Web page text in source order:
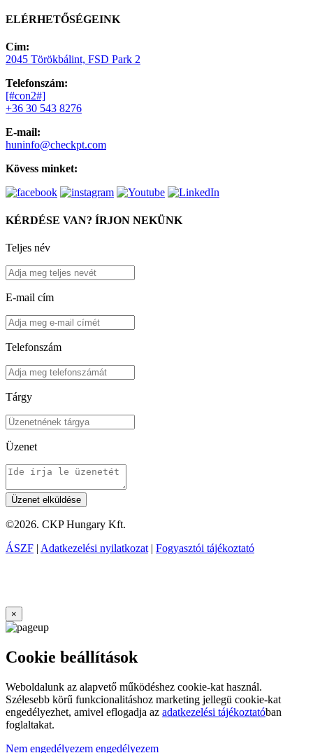
ELÉRHETŐSÉGEINK
Cím:
2045 Törökbálint, FSD Park 2
Telefonszám:
[#con2#]
+36 30 543 8276
E-mail:
huninfo@checkpt.com
Kövess minket:
KÉRDÉSE VAN? ÍRJON NEKÜNK
Teljes név
E-mail cím
Telefonszám
Tárgy
Üzenet
©2026. CKP Hungary Kft.
ÁSZF | Adatkezelési nyilatkozat | Fogyasztói tájékoztató
×
Cookie beállítások
Weboldalunk az alapvető működéshez cookie-kat használ.
Szélesebb körű funkcionalitáshoz marketing jellegü cookie-kat
engedélyezhet, amivel eflogadja az adatkezelési tájékoztatóban
foglaltakat.
Nem engedélyezem engedélyezem